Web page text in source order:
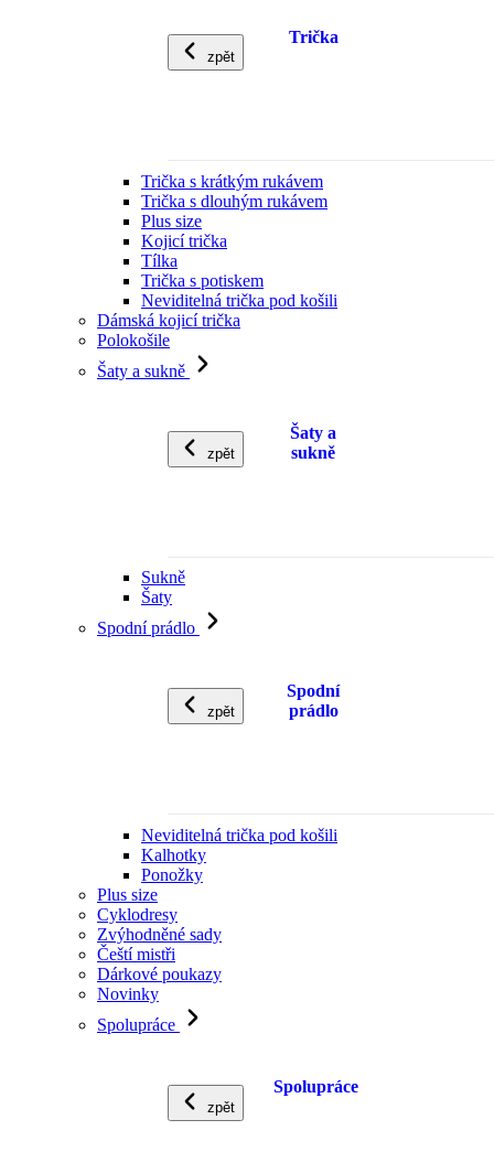
zpět
Trička
Trička s krátkým rukávem
Trička s dlouhým rukávem
Plus size
Kojicí trička
Tílka
Trička s potiskem
Neviditelná trička pod košili
Dámská kojicí trička
Polokošile
Šaty a sukně
zpět
Šaty a
sukně
Sukně
Šaty
Spodní prádlo
zpět
Spodní
prádlo
Neviditelná trička pod košili
Kalhotky
Ponožky
Plus size
Cyklodresy
Zvýhodněné sady
Čeští mistři
Dárkové poukazy
Novinky
Spolupráce
zpět
Spolupráce